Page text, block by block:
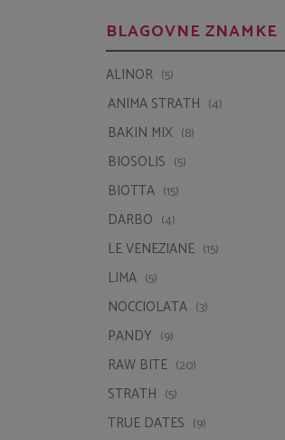
BLAGOVNE ZNAMKE
ALINOR (5)
ANIMA STRATH (4)
BAKIN MIX (8)
BIOSOLIS (5)
BIOTTA (15)
DARBO (4)
LE VENEZIANE (15)
LIMA (5)
NOCCIOLATA (3)
PANDY (9)
RAW BITE (20)
STRATH (5)
TRUE DATES (9)